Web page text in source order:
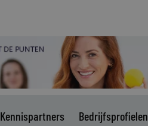
Kennispartners Bedrijfsprofielen